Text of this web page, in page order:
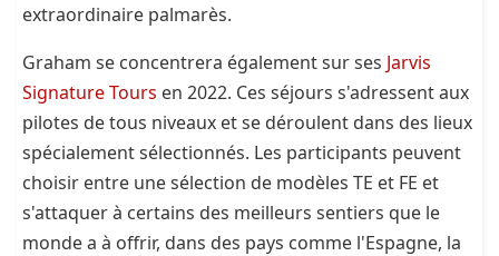
extraordinaire palmarès.
Graham se concentrera également sur ses Jarvis
Signature Tours en 2022. Ces séjours s'adressent aux
pilotes de tous niveaux et se déroulent dans des lieux
spécialement sélectionnés. Les participants peuvent
choisir entre une sélection de modèles TE et FE et
s'attaquer à certains des meilleurs sentiers que le
monde a à offrir, dans des pays comme l'Espagne, la